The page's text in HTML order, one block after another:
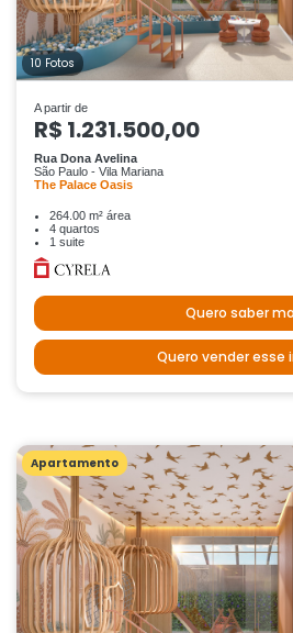
10 Fotos
A partir de
R$ 1.231.500,00
Rua Dona Avelina
São Paulo - Vila Mariana
The Palace Oasis
264.00 m² área
4 quartos
1 suite
Quero saber
Quero vender esse
Apartamento